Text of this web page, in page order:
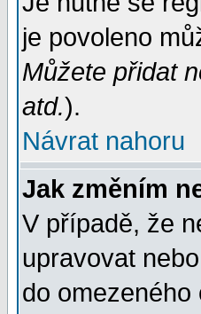
je povoleno
Můžete přidat
atd.).
Návrat nahoru
Jak změním
V případě, že
upravovat
do